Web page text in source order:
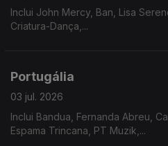
Inclui John Mercy, Ban, Lisa
Criatura-Dança,...
Portugália
03 jul. 2026
Inclui Bandua, Fernanda Abreu,
Espama Trincana, PT Muzik,...